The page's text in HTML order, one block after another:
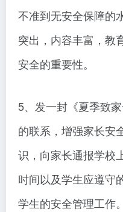
不准到无安全保障的
突出，内容丰富，教
安全的重要性。
5、发一封《夏季致
的联系，增强家长安
识，向家长通报学校
时间以及学生应遵守
学生的安全管理工作